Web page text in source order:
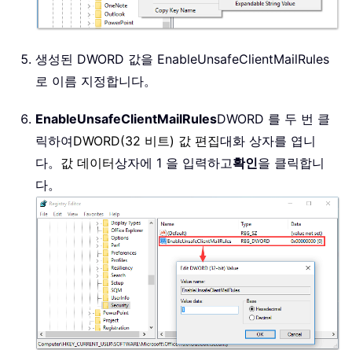
생성된 DWORD 값을 EnableUnsafeClientMailRules
로 이름 지정합니다。
EnableUnsafeClientMailRulesDWORD 를 두 번 클
릭하여DWORD(32 비트) 값 편집대화 상자를 엽니
다。 값 데이터상자에 1 을 입력하고확인을 클릭합니
다。